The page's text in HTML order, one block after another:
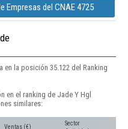
Empresas del CNAE 4725
la posición 35.122 del Ranking
en el ranking de Jade Y Hgl
similares:
Ventas (€)
Sector